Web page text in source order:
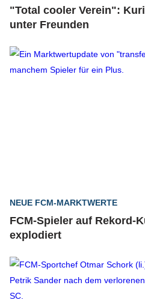
"Total cooler Verein":
unter Freunden
NEUE FCM-MARKTWERTE
FCM-Spieler auf Rekord-
explodiert